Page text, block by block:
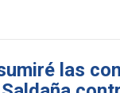
las